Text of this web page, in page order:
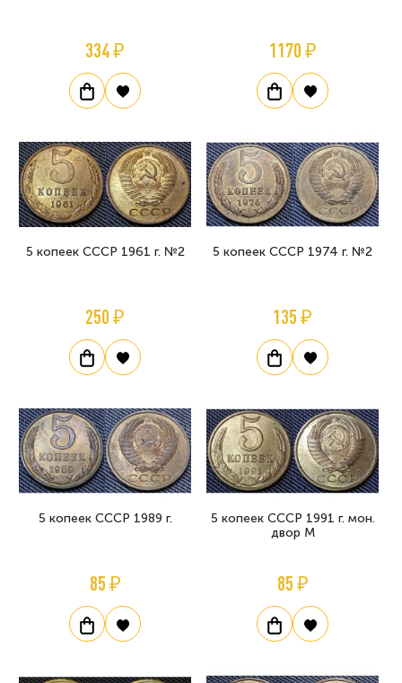
334 ₽ 1170 ₽
5 копеек СССР 1961 г. №2
250 ₽
5 копеек СССР 1974 г. №2
135 ₽
5 копеек СССР 1989 г.
85 ₽
5 копеек СССР 1991 г. мон.
двор М
85 ₽